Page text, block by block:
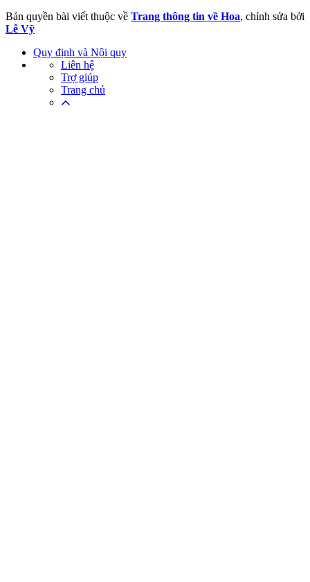
Bản quyền bài viết thuộc về Trang thông tin về Hoa, chỉnh sửa bởi
Lê Vỹ
Quy định và Nội quy
Liên hệ
Trợ giúp
Trang chủ